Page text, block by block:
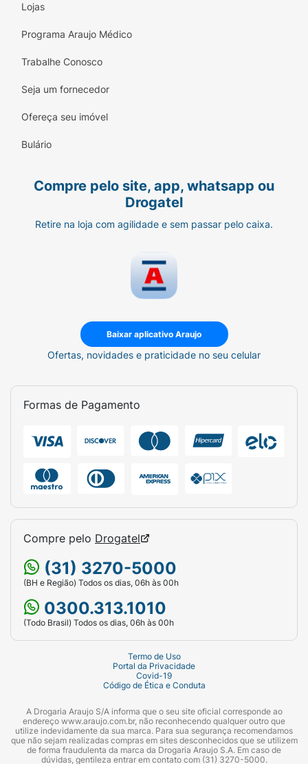
Lojas
Programa Araujo Médico
Trabalhe Conosco
Seja um fornecedor
Ofereça seu imóvel
Bulário
Compre pelo site, app, whatsapp ou
Drogatel
Retire na loja com agilidade e sem passar pelo caixa.
Baixar aplicativo Araujo
Ofertas, novidades e praticidade no seu celular
Formas de Pagamento
Compre pelo Drogatel
(31) 3270-5000
(BH e Região) Todos os dias, 06h às 00h
0300.313.1010
(Todo Brasil) Todos os dias, 06h às 00h
Termo de Uso
Portal da Privacidade
Covid-19
Código de Ética e Conduta
A Drogaria Araujo S/A informa que o seu site oficial corresponde ao
endereço www.araujo.com.br, não reconhecendo qualquer outro que
utilize indevidamente da sua marca. Para sua segurança recomendamos
que não sejam realizadas compras em sites desconhecidos que se utilizem
de forma fraudulenta da marca da Drogaria Araujo S.A. Em caso de
dúvidas, gentileza entrar em contato com (31) 3270-5000.